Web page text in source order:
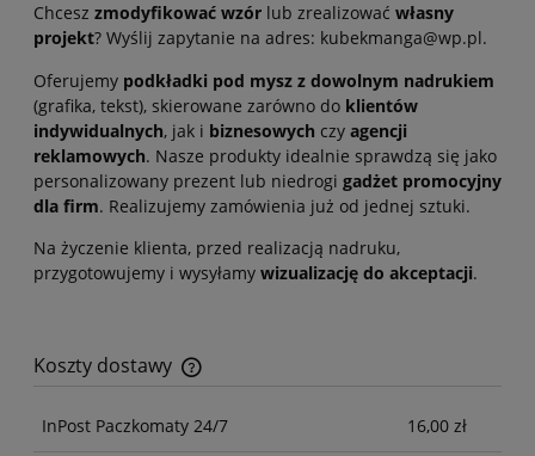
Chcesz zmodyfikować wzór lub zrealizować własny
projekt? Wyślij zapytanie na adres: kubekmanga@wp.pl.
Oferujemy podkładki pod mysz z dowolnym nadrukiem
(grafika, tekst), skierowane zarówno do klientów
indywidualnych, jak i biznesowych czy agencji
reklamowych. Nasze produkty idealnie sprawdzą się jako
personalizowany prezent lub niedrogi gadżet promocyjny
dla firm. Realizujemy zamówienia już od jednej sztuki.
Na życzenie klienta, przed realizacją nadruku,
przygotowujemy i wysyłamy wizualizację do akceptacji.
Koszty dostawy
Cena nie zawiera ewentualnych kosztów płatności
InPost Paczkomaty 24/7 16,00 zł